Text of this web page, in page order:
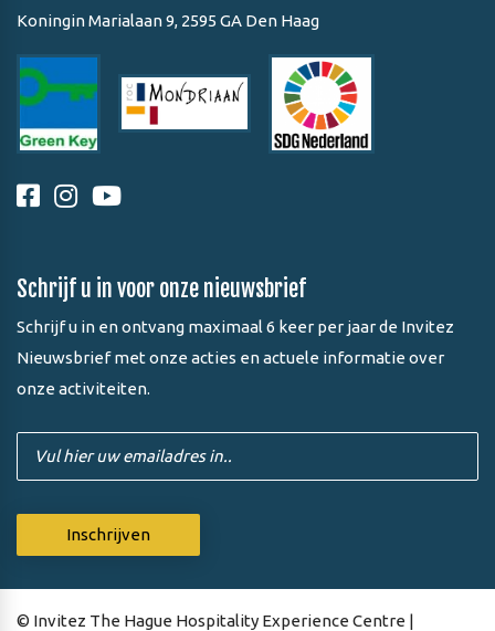
Koningin Marialaan 9, 2595 GA Den Haag
Schrijf u in voor onze nieuwsbrief
Schrijf u in en ontvang maximaal 6 keer per jaar de Invitez
Nieuwsbrief met onze acties en actuele informatie over
onze activiteiten.
© Invitez The Hague Hospitality Experience Centre |